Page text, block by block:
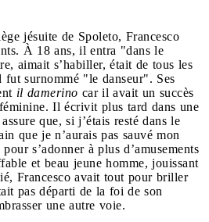
jésuite de Spoleto, Francesco
À 18 ans, il entra "dans le
aimait s’habiller, était de tous les
surnommé "le danseur". Ses
il damerino car il avait un succès
Il écrivit plus tard dans une
que, si j’étais resté dans le
que je n’aurais pas sauvé mon
s’adonner à plus d’amusements
et beau jeune homme, jouissant
Francesco avait tout pour briller
pas départi de la foi de son
une autre voie.